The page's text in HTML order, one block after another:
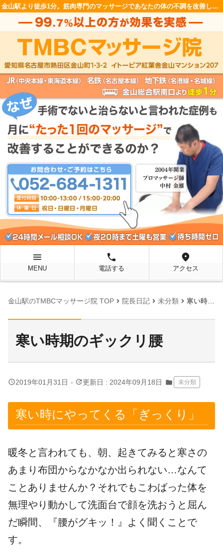
金山駅より徒歩1分。筋肉専門のマッサージであなたの体の不調を改善します！
menu
MENU
local_phone
電話する
location_on
アクセス
金山駅のTMBCマッサージ院 TOP chevron_right 院長日記 chevron_right 未分類 chevron_right 寒い時期のギックリ腰
寒い時期のギックリ腰
query_builder2019年01月31日 - update更新日 : 2024年09月18日 folder 未分類
寒い時にやってくる「ぎっくり」
暖冬と言われても、朝、起きてみると寒さの
あまり布団からなかなか出られない…なんて
ことありませんか？それでもこわばった体を
無理やり動かして洗面台で顔を洗おうと屈ん
だ瞬間、『腰がグキッ！』よく聞くことで
す。